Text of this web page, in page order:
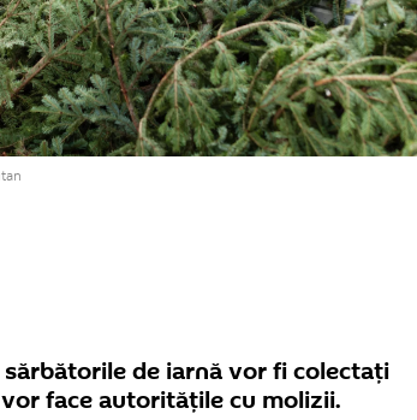
de iarnă vor fi colectați
face autoritățile cu molizii.